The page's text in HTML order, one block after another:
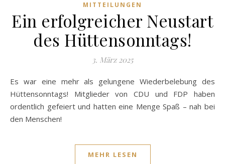
MITTEILUNGEN
Ein erfolgreicher Neustart
des Hüttensonntags!
3. März 2025
Es war eine mehr als gelungene Wiederbelebung des
Hüttensonntags! Mitglieder von CDU und FDP haben
ordentlich gefeiert und hatten eine Menge Spaß – nah bei
den Menschen!
MEHR LESEN